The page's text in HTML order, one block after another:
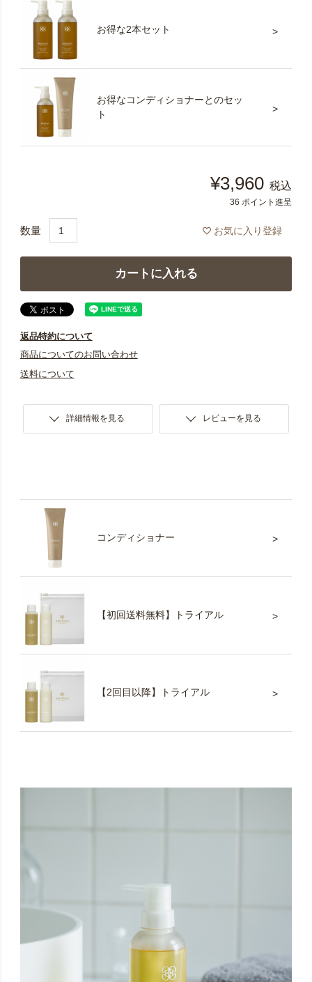
お得な2本セット
お得なコンディショナーとのセッ
ト
¥3,960 税込
36 ポイント進呈
お気に入り登録
カートに入れる
返品特約について
商品についてのお問い合わせ
送料について
詳細情報を見る レビューを見る
コンディショナー
【初回送料無料】トライアル
【2回目以降】トライアル